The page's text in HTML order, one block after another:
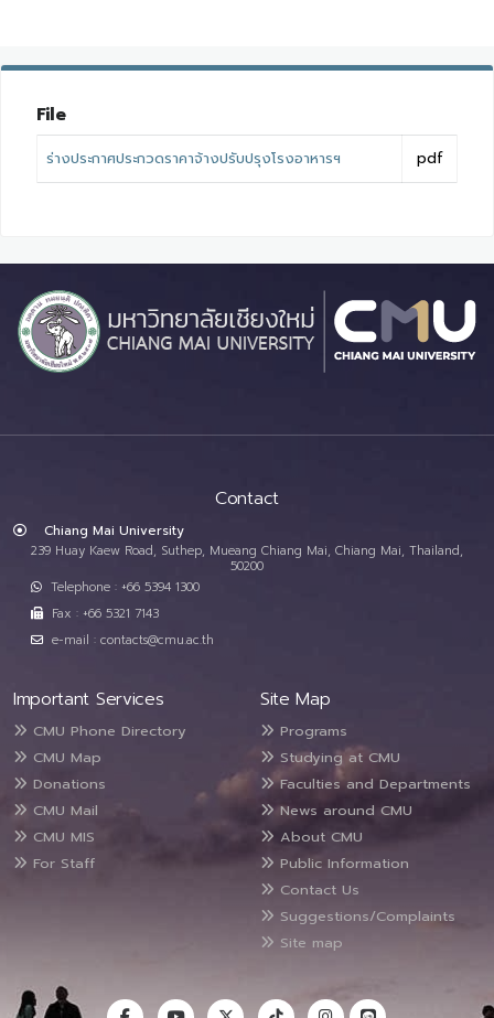
File
ร่างประกาศประกวดราคาจ้างปรับปรุงโรงอาหารฯ pdf
Contact
Chiang Mai University
239 Huay Kaew Road, Suthep, Mueang Chiang Mai, Chiang Mai, Thailand,
50200
Telephone : +66 5394 1300
Fax : +66 5321 7143
e-mail : contacts@cmu.ac.th
Important Services
CMU Phone Directory
CMU Map
Donations
CMU Mail
CMU MIS
For Staff
Site Map
Programs
Studying at CMU
Faculties and Departments
News around CMU
About CMU
Public Information
Contact Us
Suggestions/Complaints
Site map